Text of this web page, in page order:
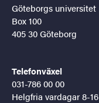
Göteborgs universitet
Box 100
405 30 Göteborg
Telefonväxel
031-786 00 00
Helgfria vardagar 8-16